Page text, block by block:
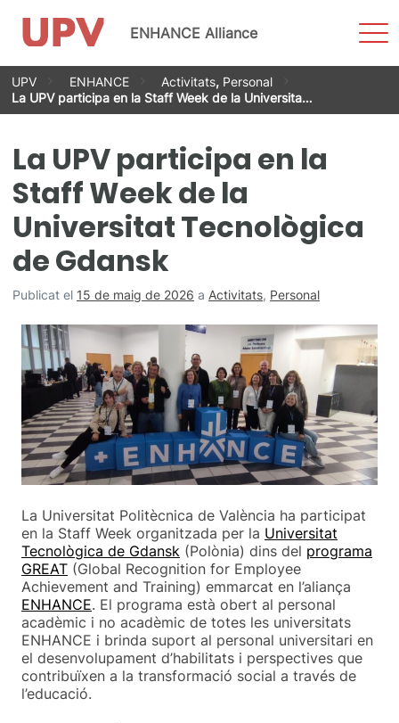
Vés
contingut
ENHANCE Alliance
UPV ENHANCE Activitats, Personal
La UPV participa en la Staff Week de la Universita…
La UPV participa en la
Staff Week de la
Universitat Tecnològica
de Gdansk
Publicat el 15 de maig de 2026 a Activitats, Personal
La Universitat Politècnica de València ha participat
en la Staff Week organitzada per la Universitat
Tecnològica de Gdansk (Polònia) dins del programa
GREAT (Global Recognition for Employee
Achievement and Training) emmarcat en l’aliança
ENHANCE. El programa està obert al personal
acadèmic i no acadèmic de totes les universitats
ENHANCE i brinda suport al personal universitari en
el desenvolupament d’habilitats i perspectives que
contribuïxen a la transformació social a través de
l’educació.